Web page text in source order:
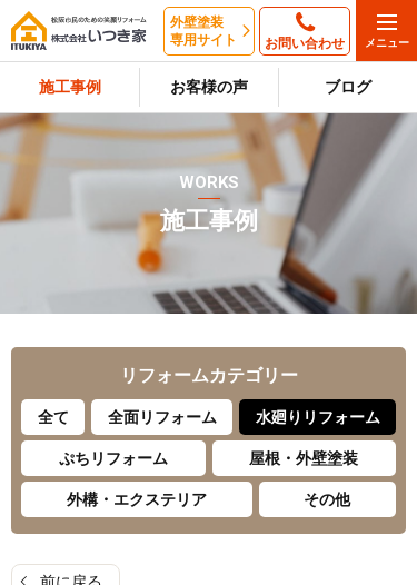
外壁塗装
専用サイト
お問い合わせ
施工事例 お客様の声 ブログ
WORKS
施工事例
リフォームカテゴリー
全て 全面リフォーム 水廻りリフォーム
ぷちリフォーム 屋根・外壁塗装
外構・エクステリア その他